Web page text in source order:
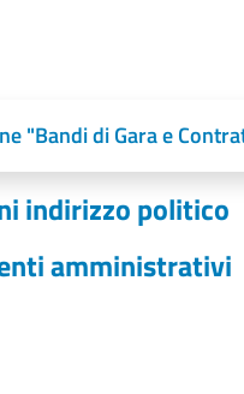
"Bandi di Gara e
indirizzo politico
amministrativi